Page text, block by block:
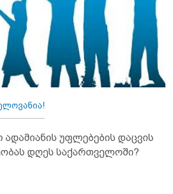
უფლებების დაცვის
დღეს საქართველოში?